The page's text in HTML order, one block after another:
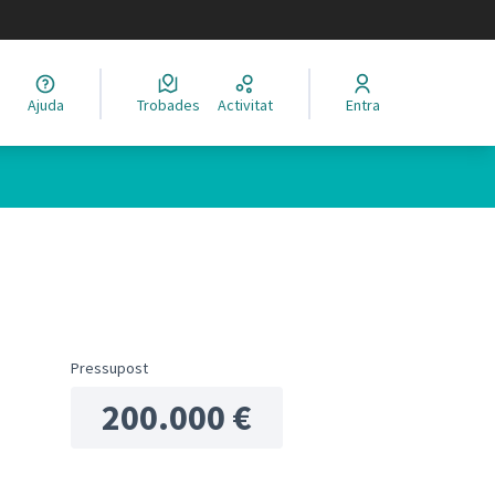
Elegir el idioma
Ajuda Trobades Activitat Entra
Pressupost
200.000 €